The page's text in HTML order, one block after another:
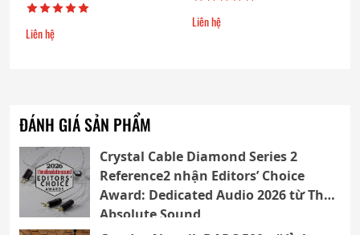
Liên hệ
Liên hệ
ĐÁNH GIÁ SẢN PHẨM
Crystal Cable Diamond Series 2
Reference2 nhận Editors’ Choice
Award: Dedicated Audio 2026 từ The
Absolute Sound